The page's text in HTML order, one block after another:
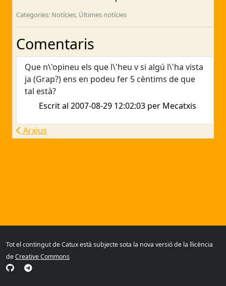
Categories: Notícies, Últimes notícies
Comentaris
Que n\'opineu els que l\'heu v si algú l\'ha vista
ja (Grap?) ens en podeu fer 5 cèntims de que
tal està?
Escrit al 2007-08-29 12:02:03 per Mecatxis
Arxius
Tot el contingut de Catux està subjecte sota la nova versió de la llicència
deCreative Commons